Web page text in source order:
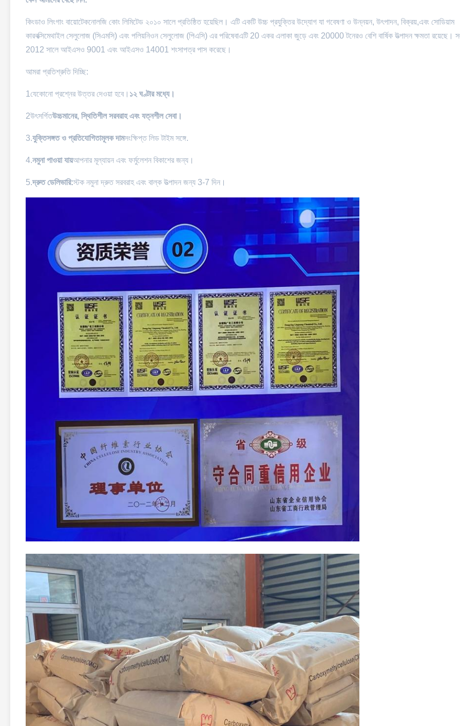
কিংডাও লিংগাং বায়োটেকনোলজি কোং লিমিটেড ২০১০ সালে প্রতিষ্ঠিত হয়েছিল। এটি একটি উচ্চ প্রযুক্তির উদ্যোগ যা গবেষণা ও উন্নয়ন, উৎপাদন, বিক্রয়,এবং সোডিয়াম
কারবক্সিমেথাইল সেলুলোজ (সিএমসি) এবং পলিয়নিওন সেলুলোজ (পিএসি) এর পরিষেবাএটি 20 একর এলাকা জুড়ে এবং 20000 টনেরও বেশি বার্ষিক উত্পাদন ক্ষমতা রয়েছে।
2012 সালে আইএসও 9001 এবং আইএসও 14001 শংসাপত্র পাস করেছে।
আমরা প্রতিশ্রুতি দিচ্ছি:
1যেকোনো প্রশ্নের উত্তর দেওয়া হবে। ১২ ঘণ্টার মধ্যে।
2উৎসর্গিতউচ্চমানের, স্থিতিশীল সরবরাহ এবং যত্নশীল সেবা।
3.যুক্তিসঙ্গত ও প্রতিযোগিতামূলক দামসংক্ষিপ্ত লিড টাইম সঙ্গে.
4.নমুনা পাওয়া যায়আপনার মূল্যায়ন এবং ফর্মুলেশন বিকাশের জন্য।
5.দ্রুত ডেলিভারি:স্টক নমুনা দ্রুত সরবরাহ এবং বাল্ক উত্পাদন জন্য 3-7 দিন।